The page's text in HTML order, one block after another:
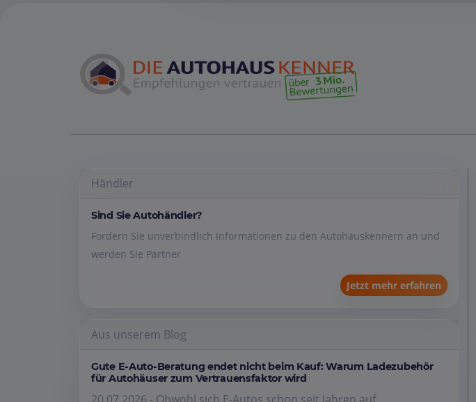
Händler
Sind Sie Autohändler?
Fordern Sie unverbindlich Informationen zu den Autohauskennern an und
werden Sie Partner
Jetzt mehr erfahren
Aus unserem Blog
Gute E-Auto-Beratung endet nicht beim Kauf: Warum Ladezubehör
für Autohäuser zum Vertrauensfaktor wird